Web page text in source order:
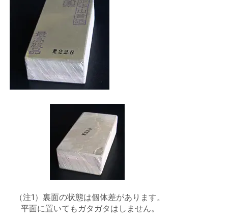
（注1）裏面の状態は個体差があります。
平面に置いてもガタガタはしません。